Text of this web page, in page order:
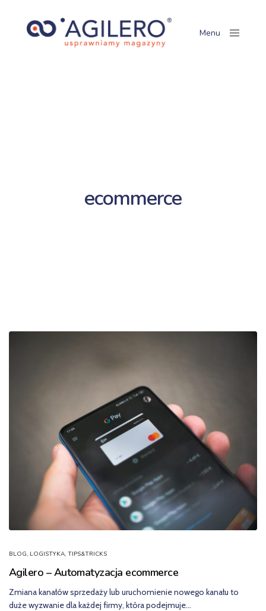
Menu
ecommerce
BLOG, LOGISTYKA, TIPS&TRICKS
Agilero – Automatyzacja ecommerce
Zmiana kanałów sprzedaży lub uruchomienie nowego kanału to
duże wyzwanie dla każdej firmy, która podejmuje…